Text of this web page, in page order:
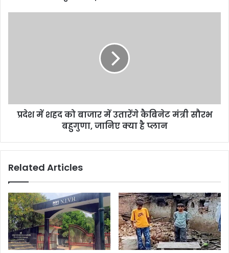
प्रदेश में शहद को बाजार में उतारेंगे कैबिनेट मंत्री सौरभ
बहुगुणा, जानिए क्या है प्लान
Related Articles